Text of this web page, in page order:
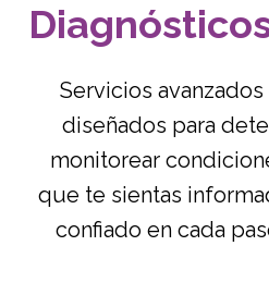
Servicios
diseñados para
monitorear
que te sientas
confiado en cada